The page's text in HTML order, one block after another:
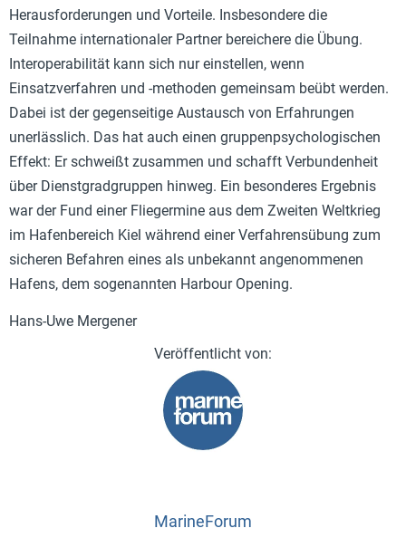
Herausforderungen und Vorteile. Insbesondere die
Teilnahme internationaler Partner bereichere die Übung.
Interoperabilität kann sich nur einstellen, wenn
Einsatzverfahren und -methoden gemeinsam beübt werden.
Dabei ist der gegenseitige Austausch von Erfahrungen
unerlässlich. Das hat auch einen gruppenpsychologischen
Effekt: Er schweißt zusammen und schafft Verbundenheit
über Dienstgradgruppen hinweg. Ein besonderes Ergebnis
war der Fund einer Fliegermine aus dem Zweiten Weltkrieg
im Hafenbereich Kiel während einer Verfahrensübung zum
sicheren Befahren eines als unbekannt angenommenen
Hafens, dem sogenannten Harbour Opening.
Hans-Uwe Mergener
MarineForum